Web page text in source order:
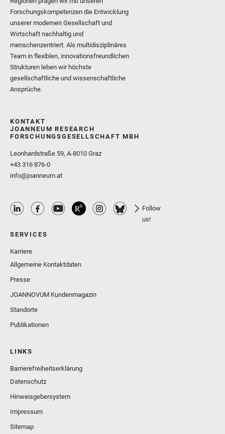
Forschungskompetenzen die Entwicklung
unserer modernen Gesellschaft und
Wirtschaft nachhaltig und
menschenzentriert. Als multidisziplinäres
Team in flexiblen, innovationsfreundlichen
Strukturen leben wir höchste
gesellschaftliche und wissenschaftliche
Ansprüche.
KONTAKT
JOANNEUM RESEARCH
FORSCHUNGSGESELLSCHAFT MBH
Leonhardstraße 59, A-8010 Graz
+43 316 876-0
info@joanneum.at
Follow
us!
SERVICES
Karriere
Allgemeine Kontaktdaten
Presse
JOANNOVUM Kundenmagazin
Standorte
Publikationen
LINKS
Barrierefreiheitserklärung
Datenschutz
Hinweisgebersystem
Impressum
Sitemap